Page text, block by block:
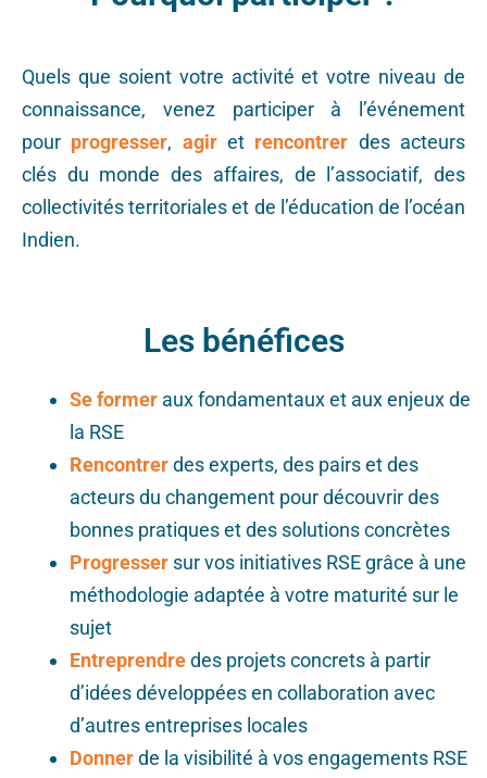
Quels que soient votre activité et votre niveau de
connaissance, venez participer à l’événement
pour progresser, agiret rencontrer des acteurs
clés du monde des affaires, de l’associatif, des
collectivités territoriales et de l’éducation de l’océan
Indien.
Les bénéfices
Se former aux fondamentaux et aux enjeux de
la RSE
Rencontrerdes experts, des pairs et des
acteurs du changement pourdécouvrir des
bonnes pratiques et des solutions concrètes
Progresser sur vos initiatives RSE grâce à une
méthodologie adaptée à votre maturité sur le
sujet
Entreprendredes projets concrets à partir
d’idées développées en collaboration avec
d’autres entreprises locales
Donnerde la visibilité à vos engagements RSE